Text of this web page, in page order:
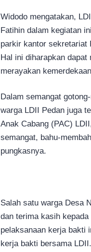
Widodo mengatakan,
Fatihin dalam kegiatan
parkir kantor sekretariat
Hal ini diharapkan dapat
merayakan
Dalam semangat
warga LDII Pedan juga
Anak Cabang (PAC)
semangat, bahu-
pungkasnya.
Salah satu warga Desa
dan terima kasih
pelaksanaan kerja bakti
kerja bakti bersama